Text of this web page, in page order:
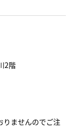
2階
りませんのでご注